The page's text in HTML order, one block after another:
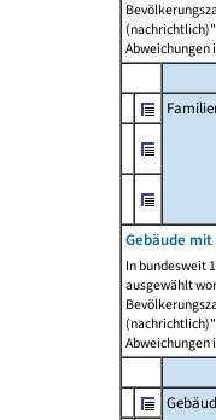
Abweichungen
Gebäude
In bundesweit
ausgewählt
Abweichungen